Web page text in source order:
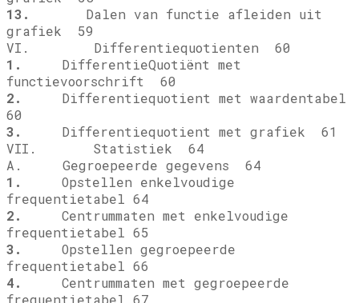
13.
Dalen van functie afleiden uit
grafiek 59
VI. Differentiequotienten 60
1.
DifferentieQuotiënt met
functievoorschrift 60
2.
Differentiequotient met waardentabel
60
3.
Differentiequotient met grafiek 61
VII. Statistiek 64
A. Gegroepeerde gegevens 64
1.
Opstellen enkelvoudige
frequentietabel 64
2.
Centrummaten met enkelvoudige
frequentietabel 65
3.
Opstellen gegroepeerde
frequentietabel 66
4.
Centrummaten met gegroepeerde
frequentietabel 67